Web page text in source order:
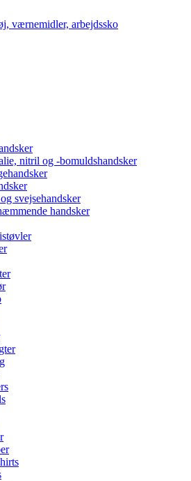
nitril og -bomuldshandsker
svejsehandsker
handsker